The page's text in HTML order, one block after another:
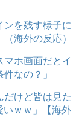
を残す様子に
海外の反応）
マホ画面だとイ
なの？」
けど皆は見た
ｗｗ」【海外